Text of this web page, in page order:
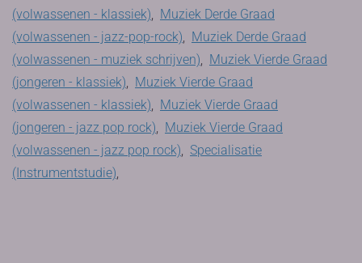
(volwassenen - klassiek), Muziek Derde Graad
(volwassenen - jazz-pop-rock), Muziek Derde Graad
(volwassenen - muziek schrijven), Muziek Vierde Graad
(jongeren - klassiek), Muziek Vierde Graad
(volwassenen - klassiek), Muziek Vierde Graad
(jongeren - jazz pop rock), Muziek Vierde Graad
(volwassenen - jazz pop rock), Specialisatie
(Instrumentstudie),